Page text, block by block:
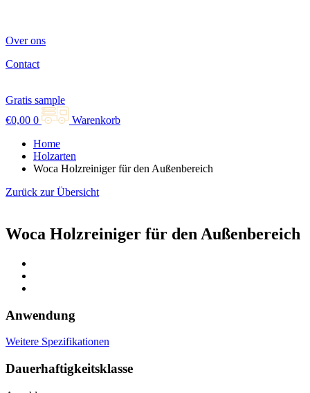
Over ons
Contact
Gratis sample
€0,00 0
Warenkorb
Home
Holzarten
Woca Holzreiniger für den Außenbereich
Zurück zur Übersicht
Woca Holzreiniger für den Außenbereich
Anwendung
Weitere Spezifikationen
Dauerhaftigkeitsklasse